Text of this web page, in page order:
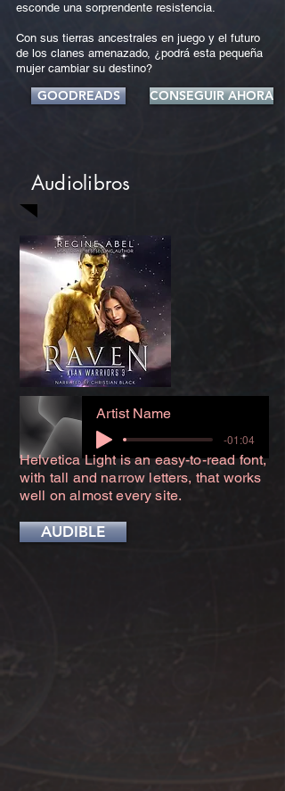
esconde una sorprendente resistencia.
Con sus tierras ancestrales en juego y el futuro
de los clanes amenazado, ¿podrá esta pequeña
mujer cambiar su destino?
GOODREADS CONSEGUIR AHORA
Audiolibros
Artist Name
-01:04
Helvetica Light is an easy-to-read font,
with tall and narrow letters, that works
well on almost every site.
AUDIBLE